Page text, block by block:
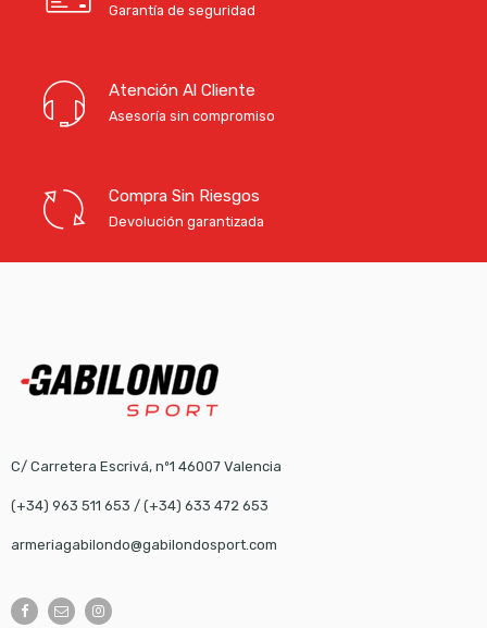
Garantía de seguridad
Atención Al Cliente
Asesoría sin compromiso
Compra Sin Riesgos
Devolución garantizada
C/ Carretera Escrivá, nº1 46007 Valencia
(+34) 963 511 653 / (+34) 633 472 653
armeriagabilondo@gabilondosport.com